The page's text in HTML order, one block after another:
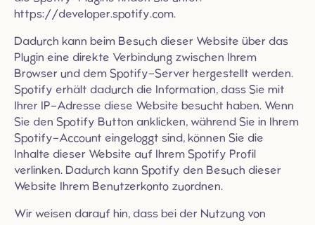
https://developer.spotify.com.
Dadurch kann beim Besuch dieser Website über das
Plugin eine direkte Verbindung zwischen Ihrem
Browser und dem Spotify-Server hergestellt werden.
Spotify erhält dadurch die Information, dass Sie mit
Ihrer IP-Adresse diese Website besucht haben. Wenn
Sie den Spotify Button anklicken, während Sie in Ihrem
Spotify-Account eingeloggt sind, können Sie die
Inhalte dieser Website auf Ihrem Spotify Profil
verlinken. Dadurch kann Spotify den Besuch dieser
Website Ihrem Benutzerkonto zuordnen.
Wir weisen darauf hin, dass bei der Nutzung von